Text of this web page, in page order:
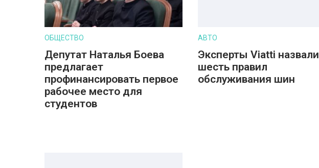
ОБЩЕСТВО
Депутат Наталья Боева
предлагает
профинансировать первое
рабочее место для
студентов
АВТО
Эксперты Viatti назвали
шесть правил
обслуживания шин